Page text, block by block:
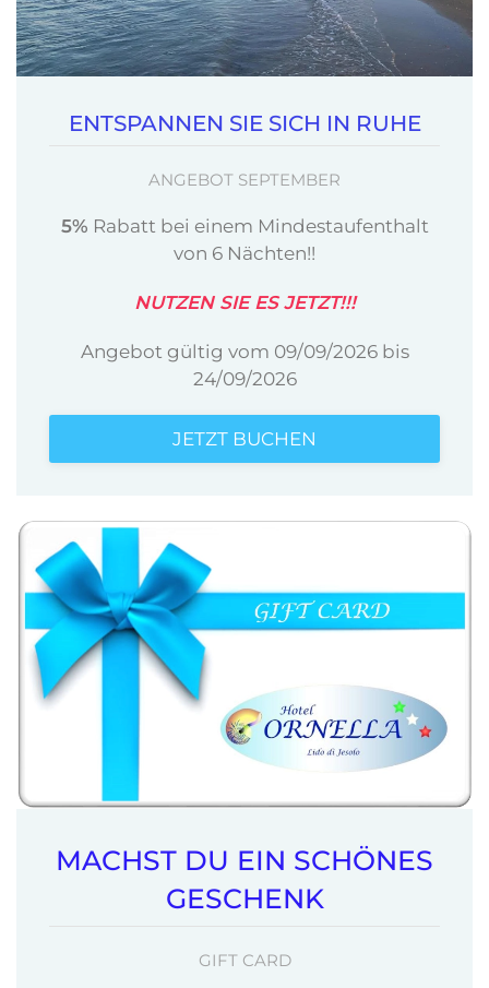
ENTSPANNEN SIE SICH IN RUHE
ANGEBOT SEPTEMBER
5% Rabatt bei einem Mindestaufenthalt
von 6 Nächten!!
NUTZEN SIE ES JETZT!!!
Angebot gültig vom 09/09/2026 bis
24/09/2026
JETZT BUCHEN
MACHST DU EIN SCHÖNES
GESCHENK
GIFT CARD